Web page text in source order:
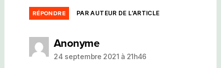
RÉPONDRE PAR AUTEUR DE L’ARTICLE
Anonymedit :
24 septembre 2021 à 21h46